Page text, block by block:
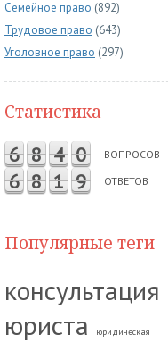
Семейное право (892)
Трудовое право (643)
Уголовное право (297)
Статистика
6 8 4 0 ВОПРОСОВ
6 8 1 9 ОТВЕТОВ
Популярные теги
консультация
юриста
юридическая